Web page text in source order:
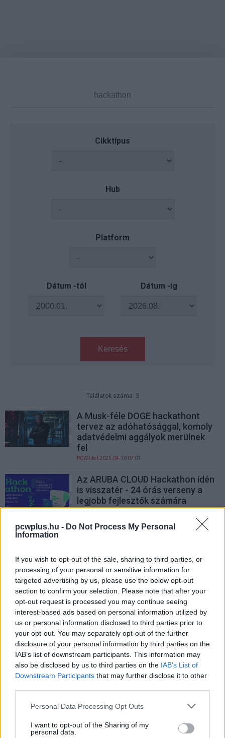
pcwplus.hu - Do Not Process My Personal
Information
If you wish to opt-out of the sale, sharing to third parties, or
processing of your personal or sensitive information for
targeted advertising by us, please use the below opt-out
section to confirm your selection. Please note that after your
opt-out request is processed you may continue seeing
interest-based ads based on personal information utilized by
us or personal information disclosed to third parties prior to
your opt-out. You may separately opt-out of the further
disclosure of your personal information by third parties on the
IAB’s list of downstream participants. This information may
also be disclosed by us to third parties on the IAB’s List of
Downstream Participants that may further disclose it to other
Please note that this website/app uses one or more Google
not limited to your visit or usage behaviour. You may click to
grant or deny consent to Google and its third-party tags to
Personal Data Processing Opt Outs
I want to opt-out of the Sharing of my
personal data.
Cikktípus
Hub
Platform
Dátum -tól Dátum -ig
Keresés
Találatok száma: 3
A Musk-féle DOGE hackathont
tervez az adóhatósággal, komoly
adatvédelmi aggályok merülnek
fel
PCW.lite | 2025.04.10 07:01
Az ARUBA CLOUD Hackathon idén
is visszatér - 24 órás verseny a
legjobb fejlesztők számára
Kézikonzolos Windowst
| 2023.04.14 10:09